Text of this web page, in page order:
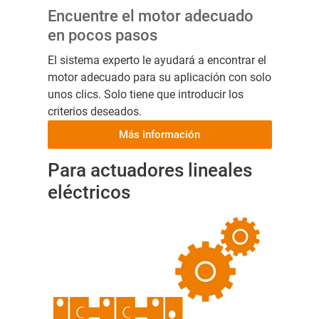
Encuentre el motor adecuado
en pocos pasos
El sistema experto le ayudará a encontrar el
motor adecuado para su aplicación con solo
unos clics. Solo tiene que introducir los
criterios deseados.
Más información
Para actuadores lineales
eléctricos